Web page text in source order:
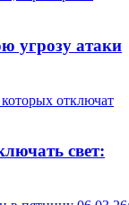
угрозу атаки
свет: